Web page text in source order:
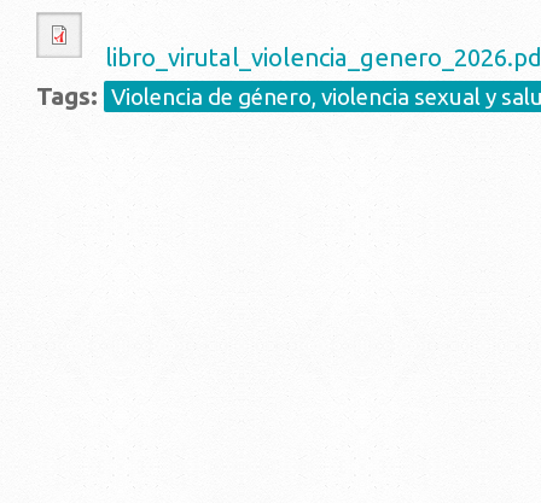
Tags: Violencia de género, violencia sexual y